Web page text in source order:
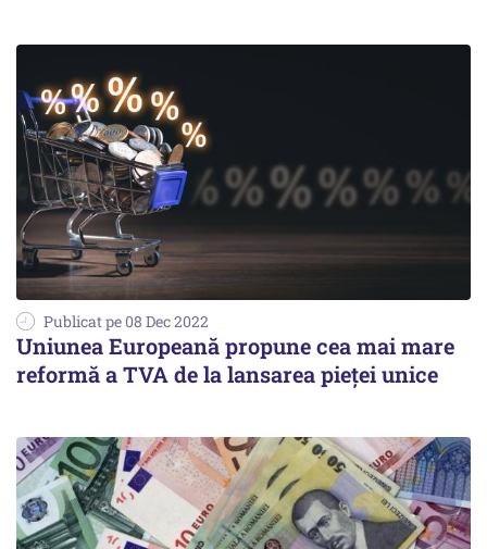
Publicat pe 08 Dec 2022
Uniunea Europeană propune cea mai mare
reformă a TVA de la lansarea pieței unice